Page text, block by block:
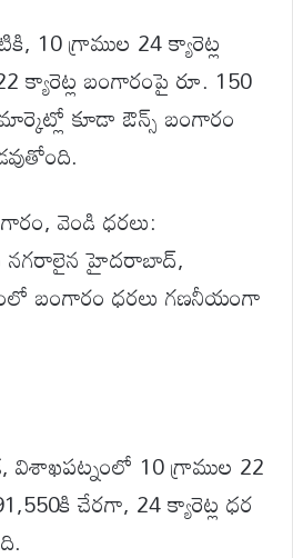
గ్రాముల 24 క్యారెట్ల
క్యారెట్ల బంగారంపై రూ. 150
కూడా ఔన్స్ బంగారం
వెండి ధరలు:
నగరాలైన హైదరాబాద్,
బంగారం ధరలు గణనీయంగా
10 గ్రాముల 22
చేరగా, 24 క్యారెట్ల ధర